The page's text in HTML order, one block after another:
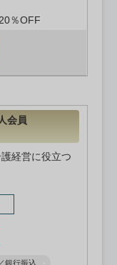
％OFF
会員
経営に役立つ
銀行振込